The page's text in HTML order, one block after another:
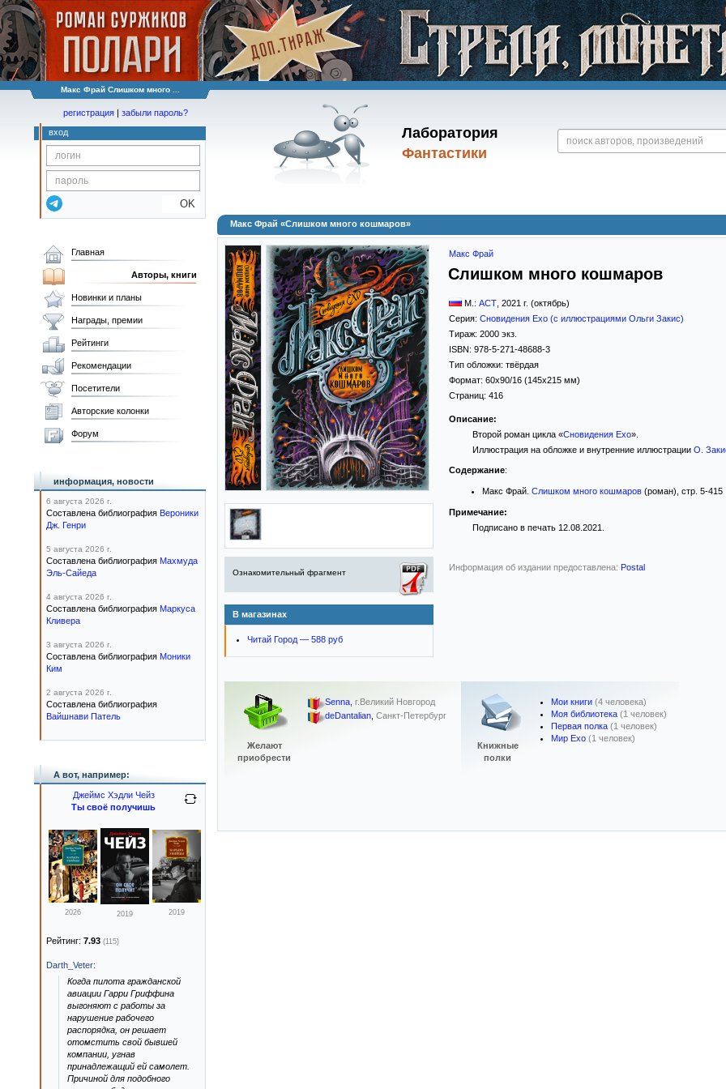
Макс Фрай Слишком много ...
Лаборатория
Фантастики
регистрация | забыли пароль?
вход
OK
Макс Фрай «Слишком много кошмаров»
Ознакомительный фрагмент
В магазинах
Читай Город — 588 руб
Макс Фрай
Слишком много кошмаров
М.: АСТ 2021 г. (октябрь)
Серия: Сновидения Ехо (с иллюстрациями Ольги Закис)
Тираж: 2000 экз.
ISBN: 978-5-271-48688-3
Тип обложки: твёрдая
Формат: 60x90/16 (145x215 мм)
Страниц: 416
Описание:
Второй роман цикла «Сновидения Ехо».
Иллюстрация на обложке и внутренние иллюстрации О.
Содержание:
Макс Фрай. Слишком много кошмаров (роман), стр. 5-415
Примечание:
Подписано в печать 12.08.2021.
Информация об издании предоставлена: Postal
Желают
приобрести
Senna, г.Великий Новгород
deDantalian, Санкт-Петербург
Книжные
полки
Мои книги (4 человека)
Моя библиотека (1 человек)
Первая полка (1 человек)
Мир Ехо (1 человек)
Главная
Авторы, книги
Новинки и планы
Награды, премии
Рейтинги
Рекомендации
Посетители
Авторские колонки
Форум
информация, новости
6 августа 2026 г.
Составлена библиография Вероники
Дж. Генри
5 августа 2026 г.
Составлена библиография Махмуда
Эль-Сайеда
4 августа 2026 г.
Составлена библиография Маркуса
Кливера
3 августа 2026 г.
Составлена библиография Моники
Ким
2 августа 2026 г.
Составлена библиография
Вайшнави Патель
А вот, например:
Джеймс Хэдли Чейз
Ты своё получишь
2026 2019 2019
Рейтинг: 7.93 (115)
Darth_Veter:
Когда пилота гражданской
авиации Гарри Гриффина
выгоняют с работы за
нарушение рабочего
распорядка, он решает
отомстить свой бывшей
компании, угнав
принадлежащий ей самолет.
Причиной для подобного